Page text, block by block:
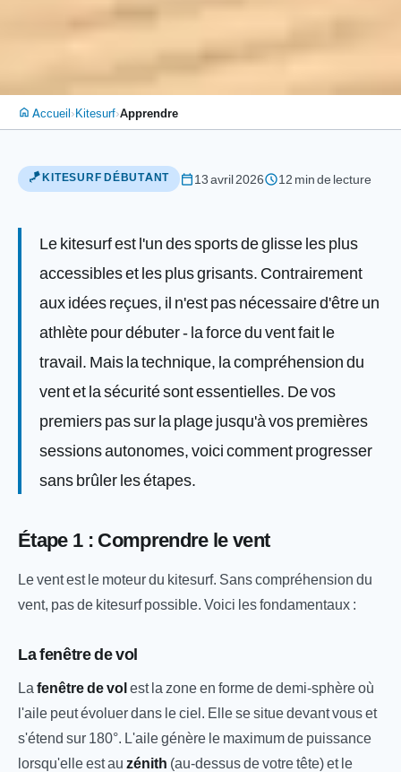
home Accueil›Kitesurf›Apprendre
🪁 KITESURF DÉBUTANT calendar_today13 avril 2026schedule12 min de lecture
Le kitesurf est l'un des sports de glisse les plus
accessibles et les plus grisants. Contrairement
aux idées reçues, il n'est pas nécessaire d'être un
athlète pour débuter - la force du vent fait le
travail. Mais la technique, la compréhension du
vent et la sécurité sont essentielles. De vos
premiers pas sur la plage jusqu'à vos premières
sessions autonomes, voici comment progresser
sans brûler les étapes.
Étape 1 : Comprendre le vent
Le vent est le moteur du kitesurf. Sans compréhension du
vent, pas de kitesurf possible. Voici les fondamentaux :
La fenêtre de vol
Lafenêtre de volest la zone en forme de demi-sphère où
l'aile peut évoluer dans le ciel. Elle se situe devant vous et
s'étend sur 180°. L'aile génère le maximum de puissance
lorsqu'elle est auzénith (au-dessus de votre tête) et le